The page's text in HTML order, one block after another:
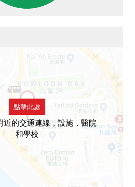
點擊此處
近的交通連線，設施，醫院
和學校